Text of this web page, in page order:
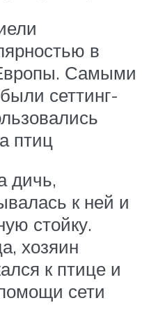
в
Самыми
сеттинг-
птиц
дичь,
к ней и
стойку.
хозяин
к птице и
сети